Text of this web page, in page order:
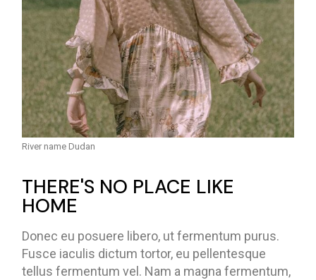
River name Dudan
THERE'S NO PLACE LIKE
HOME
Donec eu posuere libero, ut fermentum purus.
Fusce iaculis dictum tortor, eu pellentesque
tellus fermentum vel. Nam a magna fermentum,